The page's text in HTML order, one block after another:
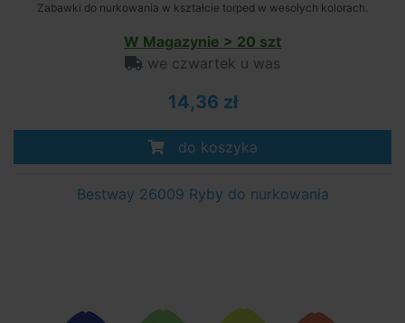
Zabawki do nurkowania w kształcie torped w wesołych kolorach.
W Magazynie > 20 szt
we czwartek u was
14,36 zł
do koszyka
Bestway 26009 Ryby do nurkowania